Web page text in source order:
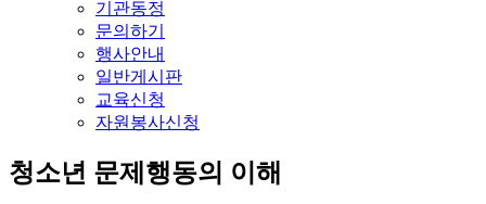
기관동정
문의하기
행사안내
일반게시판
교육신청
자원봉사신청
청소년 문제행동의 이해